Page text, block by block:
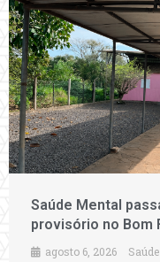
Saúde Mental
provisório no Bom
agosto 6, 2026 Saúde